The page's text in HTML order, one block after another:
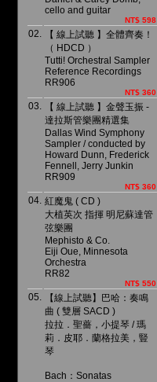
cello and guitar
NT$ 598
02.
【 線上試聽 】全體齊奏！
（ HDCD ）
Tutti! Orchestral Sampler
Reference Recordings
RR906
NT$ 360
03.
【 線上試聽 】金聲玉振 -
達拉斯管樂團精選集
Dallas Wind Symphony
Sampler / conducted by
Howard Dunn, Frederick
Fennell, Jerry Junkin
RR909
NT$ 360
04. 紅魔鬼 ( CD )
大植英次 指揮 明尼蘇達管
弦樂團
Mephisto & Co.
Eiji Oue, Minnesota
Orchestra
RR82
NT$ 550
05.
【線上試聽】巴哈：奏鳴
曲 ( 雙層 SACD )
拉拉．聖薔，小提琴 / 瑪
莉．皮耶．蘭格拉美，豎
琴
Bach：Sonatas